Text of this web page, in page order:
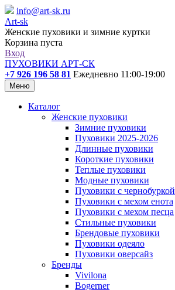
info@art-sk.ru
Art-sk
Женские пуховики и зимние куртки
Корзина пуста
Вход
ПУХОВИКИ АРТ-СК
+7 926 196 58 81 Ежедневно 11:00-19:00
Меню
Каталог
Женские пуховики
Зимние пуховики
Пуховики 2025-2026
Длинные пуховики
Короткие пуховики
Теплые пуховики
Модные пуховики
Пуховики с чернобуркой
Пуховики с мехом енота
Пуховики с мехом песца
Стильные пуховики
Брендовые пуховики
Пуховики одеяло
Пуховики оверсайз
Бренды
Vivilona
Bogerner